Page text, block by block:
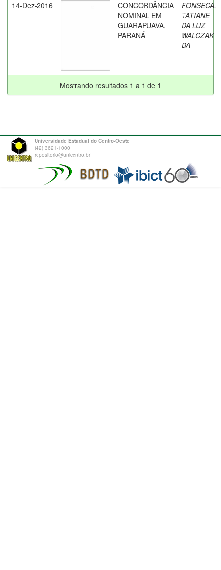
14-Dez-2016
CONCORDÂNCIA
NOMINAL EM
GUARAPUAVA,
PARANÁ
FONSECA,
TATIANE
DA LUZ
WALCZAK
DA
Mostrando resultados 1 a 1 de 1
Universidade Estadual do Centro-Oeste
(42) 3621-1000
repositorio@unicentro.br